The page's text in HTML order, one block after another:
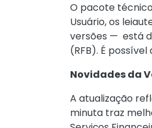
O pacote
Usuário, os
versões — está
(RFB). É
Novidades da
A atualização
minuta traz